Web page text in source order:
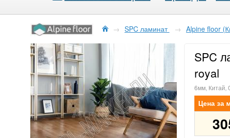
→ SPC ламинат → Alpine floor
SPC
royal
6мм, Китай,
Цена за